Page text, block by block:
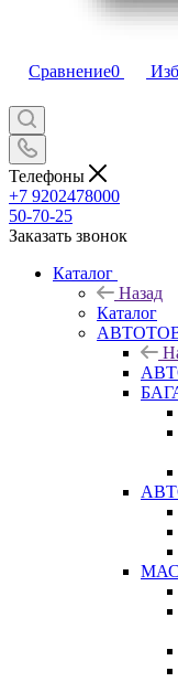
Сравнение0
Телефоны
+7 9202478000
50-70-25
Заказать звонок
Каталог
Назад
Каталог